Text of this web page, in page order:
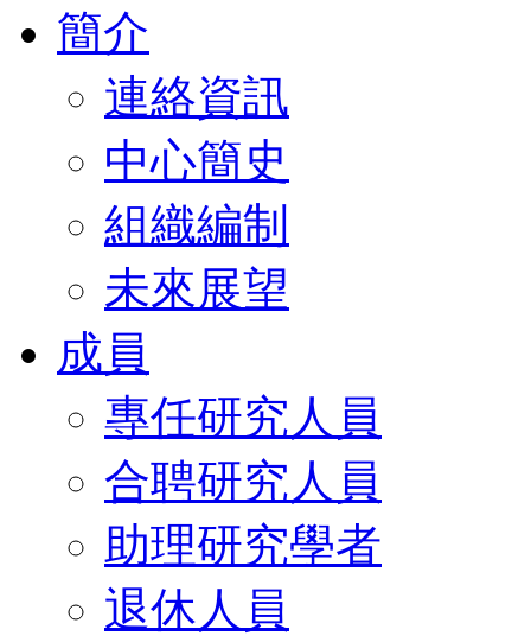
簡介
連絡資訊
中心簡史
組織編制
未來展望
成員
專任研究人員
合聘研究人員
助理研究學者
退休人員